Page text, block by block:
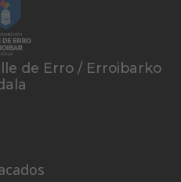
de Erro / Erroibarko